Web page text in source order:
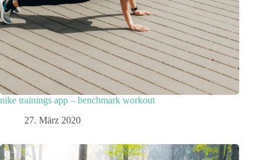
nike trainings app – benchmark workout
27. März 2020